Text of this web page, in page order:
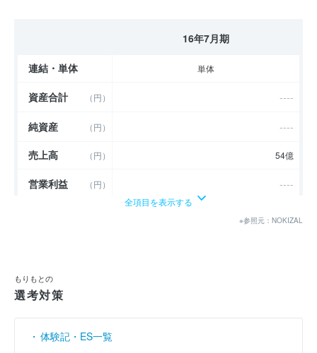
16年7月期
連結・単体 単体
資産合計 （円） ----
純資産 （円）
----
売上高
（円） 54億
営業利益 （円） ----
売上伸び率
営業利益率 （％）
全項目を表示する
※参照元：NOKIZAL
もりもとの
選考対策
体験記・ES一覧